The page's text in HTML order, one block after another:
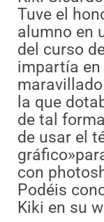
Tuve el
alumno en
del curso
impartía en
la que
de tal
de usar el
con
Podéis
Kiki en su